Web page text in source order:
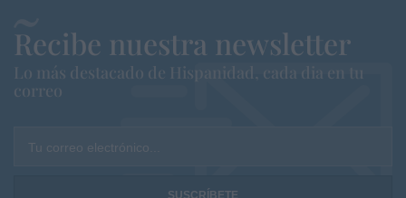
Recibe nuestra newsletter
Lo más destacado de Hispanidad, cada dia en tu
correo
Tu correo electrónico...